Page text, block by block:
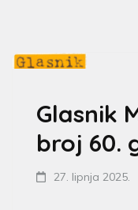
Glasnik
broj 60.
27. lipnja 2025.